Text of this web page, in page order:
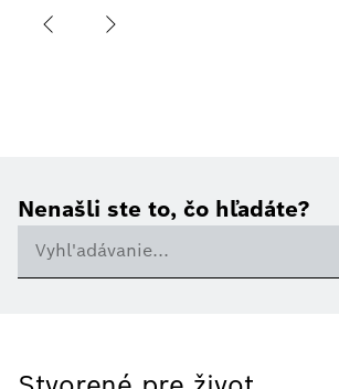
Nenašli ste to, čo hľadáte?